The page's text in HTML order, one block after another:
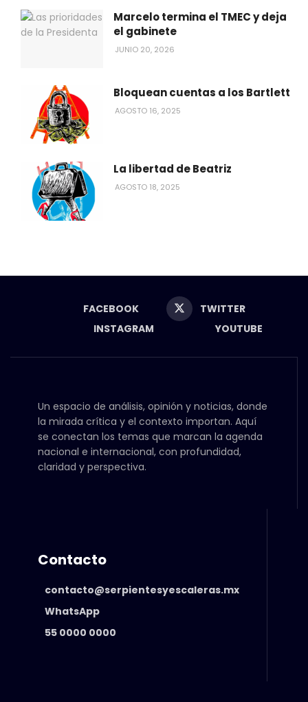
Marcelo termina el TMEC y deja
el gabinete
JUNIO 20, 2026
Bloquean cuentas a los Bartlett
AGOSTO 16, 2025
La libertad de Beatriz
AGOSTO 18, 2025
FACEBOOK
TWITTER
INSTAGRAM
YOUTUBE
Un espacio de análisis, opinión y noticias, donde
la mirada crítica y el contexto importan. Aquí
se conectan los temas que marcan la agenda
nacional e internacional, con profundidad,
claridad y perspectiva.
Contacto
contacto@serpientesyescaleras.mx
WhatsApp
55 0000 0000